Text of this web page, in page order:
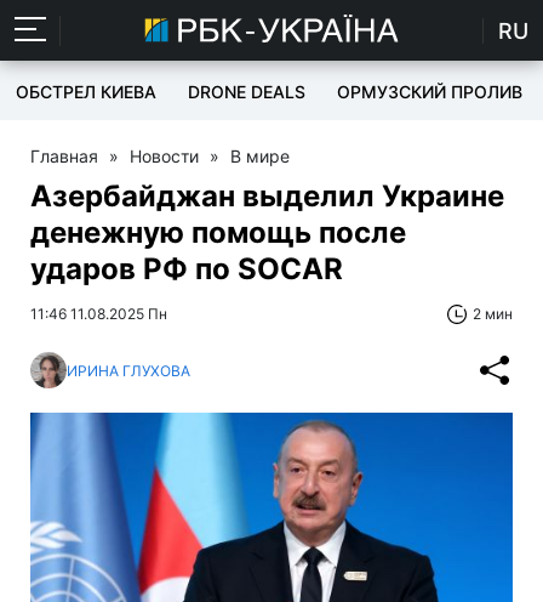
RU
ОБСТРЕЛ КИЕВА DRONE DEALS ОРМУЗСКИЙ ПРОЛИВ
Главная » Новости » В мире
Азербайджан выделил Украине
денежную помощь после
ударов РФ по SOCAR
11:46 11.08.2025 Пн 2 мин
ИРИНА ГЛУХОВА